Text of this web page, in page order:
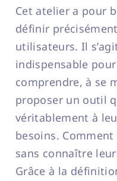
Cet atelier a pour
définir
utilisateurs. Il
indispensable
comprendre, à se
proposer un outil
véritablement à
besoins.
sans connaître
Grâce à la